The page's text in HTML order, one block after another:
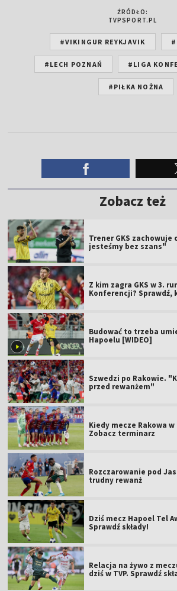
ŹRÓDŁO:
TVPSPORT.PL
#VIKINGUR REYKJAVIK
#LECH POZNAŃ #LIGA
#PIŁKA NOŻNA
Zobacz też
Trener GKS
jesteśmy bez szans"
Z kim zagra GKS w 3.
Konferencji? Sprawdź,
Budować to trzeba
Hapoelu [WIDEO]
Szwedzi po Rakowie.
przed rewanżem"
Kiedy mecze Rakowa
Zobacz terminarz
Rozczarowanie pod
trudny rewanż
Dziś mecz Hapoel Tel
Sprawdź składy!
Relacja na żywo z
dziś w TVP. Sprawdź